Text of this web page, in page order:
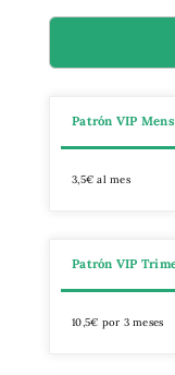
Patrón VIP
3,5€ al mes
Patrón VIP
10,5€ por 3 meses